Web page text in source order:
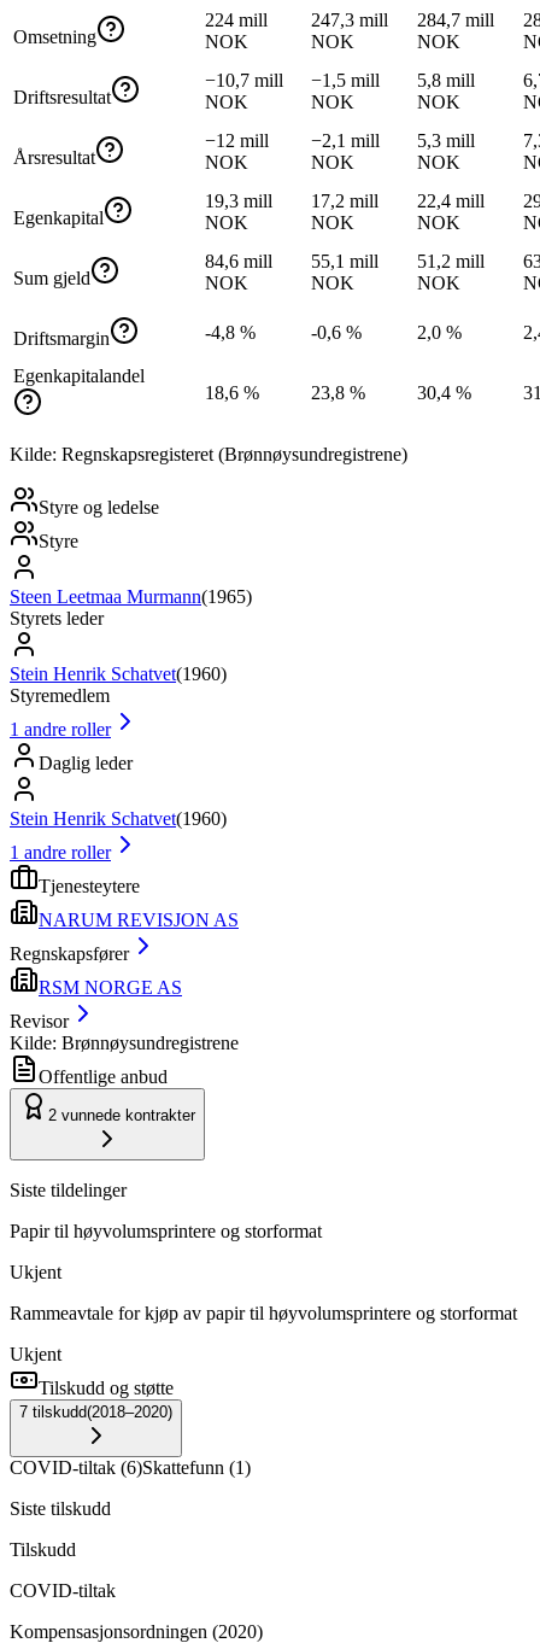
Omsetning
224 mill
NOK
247,3 mill
NOK
284,7 mill
NOK
Driftsresultat
−10,7 mill
NOK
−1,5 mill
NOK
5,8 mill
NOK
Årsresultat
−12 mill
NOK
−2,1 mill
NOK
5,3 mill
NOK
Egenkapital
19,3 mill
NOK
17,2 mill
NOK
22,4 mill
NOK
Sum gjeld
84,6 mill
NOK
55,1 mill
NOK
51,2 mill
NOK
Driftsmargin -4,8 % -0,6 % 2,0 %
Egenkapitalandel
18,6 %
23,8 % 30,4 %
Kilde: Regnskapsregisteret (Brønnøysundregistrene)
Styre og ledelse
Styre
Steen Leetmaa Murmann(1965)
Styrets leder
Stein Henrik Schatvet(1960)
Styremedlem
1 andre roller
Daglig leder
Stein Henrik Schatvet(1960)
1 andre roller
Tjenesteytere
NARUM REVISJON AS
Regnskapsfører
RSM NORGE AS
Revisor
Kilde: Brønnøysundregistrene
Offentlige anbud
2 vunnede kontrakter
Siste tildelinger
Papir til høyvolumsprintere og storformat
Ukjent
Rammeavtale for kjøp av papir til høyvolumsprintere og storformat
Ukjent
Tilskudd og støtte
7 tilskudd(2018–2020)
COVID-tiltak (6)Skattefunn (1)
Siste tilskudd
Tilskudd
COVID-tiltak
Kompensasjonsordningen (2020)